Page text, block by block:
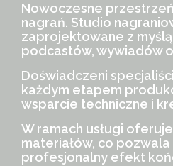
Nowoczesne
nagrań. Studio
zaprojektowane z
podcastów, wywiadów
Doświadczeni
każdym etapem
wsparcie techniczne i
W ramach usługi
materiałów, co pozwala
profesjonalny efekt